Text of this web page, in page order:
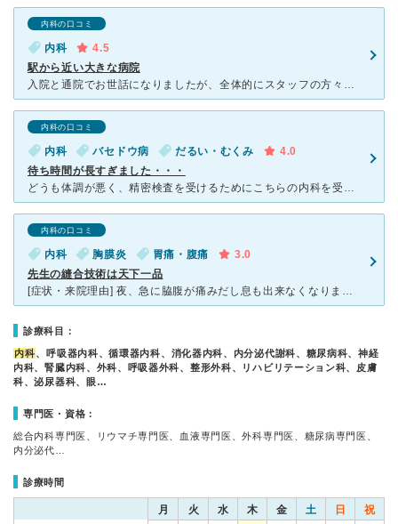
内科の口コミ
内科
4.5
駅から近い大きな病院
入院と通院でお世話になりましたが、全体的にスタッフの方々が親切だったという印象があります。 初め、タクシーで来院しました。東神奈川駅から徒歩5分ほどの位置にある大きな病院です。 玄関に着いてす
内科の口コミ
内科 バセドウ病 だるい・むくみ
4.0
待ち時間が長すぎました・・・
どうも体調が悪く、精密検査を受けるためにこちらの内科を受診しました。 精密検査だから大きな病院が良いと思い、初めてこちらの病院に行きました。 駅から少し離れており、方向音痴なせいもあり、迷いながら
内科の口コミ
内科 胸膜炎 胃痛・腹痛
3.0
先生の縫合技術は天下一品
[症状・来院理由] 夜、急に脇腹が痛みだし息も出来なくなりました。命の危険を感じた為、119番へ電話しましたが息が出来ないため住所を伝えることが中々出来ません。それでも息も絶え絶え10分位かけて意思
診療科目：
内科、呼吸器内科、循環器内科、消化器内科、内分泌代謝科、糖尿病科、神経
内科、腎臓内科、外科、呼吸器外科、整形外科、リハビリテーション科、皮膚
科、泌尿器科、眼…
専門医・資格：
総合内科専門医、リウマチ専門医、血液専門医、外科専門医、糖尿病専門医、
内分泌代…
診療時間
月 火 水 木 金 土 日 祝